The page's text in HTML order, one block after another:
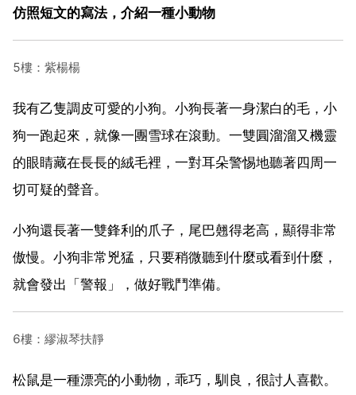
仿照短文的寫法，介紹一種小動物
5樓：紫楊楊
我有乙隻調皮可愛的小狗。小狗長著一身潔白的毛，小
狗一跑起來，就像一團雪球在滾動。一雙圓溜溜又機靈
的眼睛藏在長長的絨毛裡，一對耳朵警惕地聽著四周一
切可疑的聲音。
小狗還長著一雙鋒利的爪子，尾巴翹得老高，顯得非常
傲慢。小狗非常兇猛，只要稍微聽到什麼或看到什麼，
就會發出「警報」，做好戰鬥準備。
6樓：繆淑琴扶靜
松鼠是一種漂亮的小動物，乖巧，馴良，很討人喜歡。